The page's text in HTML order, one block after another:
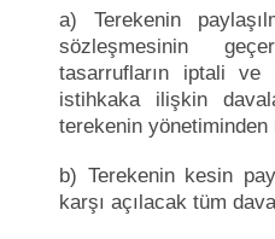
a) Terekenin
sözleşmesinin
tasarrufların iptali ve
istihkaka ilişkin
terekenin
b) Terekenin kesin
karşı açılacak tüm